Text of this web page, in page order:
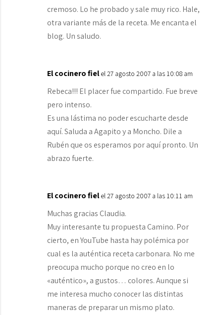
cremoso. Lo he probado y sale muy rico. Hale,
otra variante más de la receta. Me encanta el
blog. Un saludo.
El cocinero fiel el 27 agosto 2007 a las 10:08 am
Rebeca!!! El placer fue compartido. Fue breve
pero intenso.
Es una lástima no poder escucharte desde
aquí. Saluda a Agapito y a Moncho. Dile a
Rubén que os esperamos por aquí pronto. Un
abrazo fuerte.
El cocinero fiel el 27 agosto 2007 a las 10:11 am
Muchas gracias Claudia.
Muy interesante tu propuesta Camino. Por
cierto, en YouTube hasta hay polémica por
cual es la auténtica receta carbonara. No me
preocupa mucho porque no creo en lo
«auténtico», a gustos… colores. Aunque si
me interesa mucho conocer las distintas
maneras de preparar un mismo plato.